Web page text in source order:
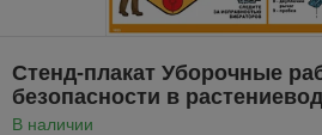
Стенд-плакат Уборочные
безопасности в
В наличии